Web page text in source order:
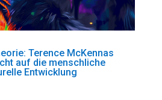
Terence McKennas
auf die menschliche
Entwicklung